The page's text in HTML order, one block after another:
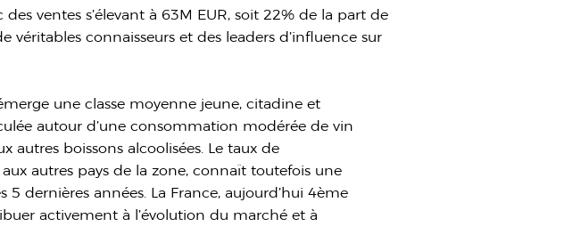
ventes s’élevant à 63M EUR, soit 22% de la part de
véritables connaisseurs et des leaders d’influence sur
une classe moyenne jeune, citadine et
autour d’une consommation modérée de vin
boissons alcoolisées. Le taux de
autres pays de la zone, connaît toutefois une
dernières années. La France, aujourd’hui 4ème
activement à l’évolution du marché et à